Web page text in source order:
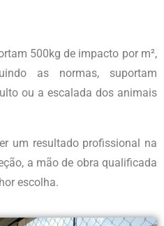
500kg de impacto por m²,
as normas, suportam
ou a escalada dos animais
um resultado profissional na
a mão de obra qualificada
escolha.